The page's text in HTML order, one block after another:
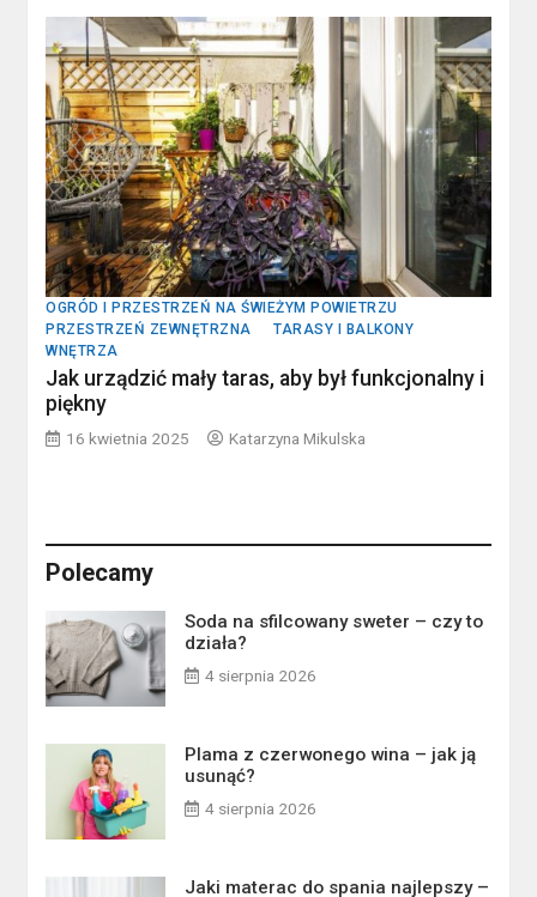
OGRÓD I PRZESTRZEŃ NA ŚWIEŻYM POWIETRZU
PRZESTRZEŃ ZEWNĘTRZNA
TARASY I BALKONY
WNĘTRZA
Jak urządzić mały taras, aby był funkcjonalny i
piękny
16 kwietnia 2025 Katarzyna Mikulska
Polecamy
Soda na sfilcowany sweter – czy to
działa?
4 sierpnia 2026
Plama z czerwonego wina – jak ją
usunąć?
4 sierpnia 2026
Jaki materac do spania najlepszy –